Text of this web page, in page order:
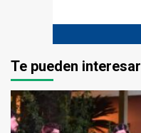
Te pueden interesar